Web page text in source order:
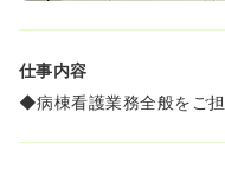
ので、急なお休みを取
働く看護師の方々の満
◆院外の保育園と提携
護師さんも積極的に雇
◆産休・育休の取得率
◆残業が少なく、多く
仕事内容
◆病棟看護業務全般をご担